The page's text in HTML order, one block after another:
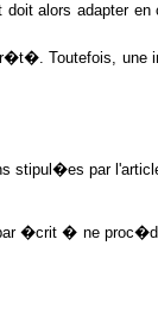
doit alors adapter
Toutefois, une
stipul�es par
�crit � ne